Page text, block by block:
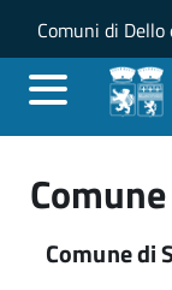
Salta al
Skip to
Comuni di
Comune di